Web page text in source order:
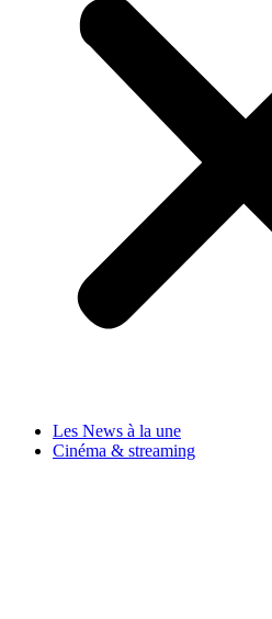
Les News à la une
Cinéma & streaming